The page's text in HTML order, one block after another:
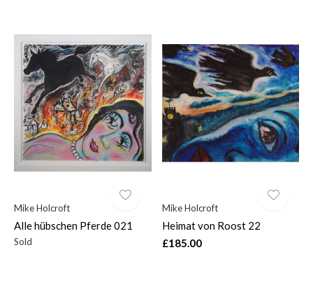
Mike Holcroft
Alle hübschen Pferde 021
Sold
Mike Holcroft
Heimat von Roost 22
£185.00